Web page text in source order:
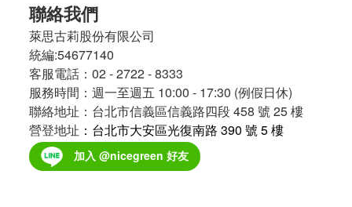
聯絡我們
萊思古莉股份有限公司
統編:54677140
客服電話：02 - 2722 - 8333
服務時間：週一至週五 10:00 - 17:30 (例假日休)
聯絡地址：台北市信義區信義路四段 458 號 25 樓
營登地址 ：台北市大安區光復南路 390 號 5 樓
加入 @nicegreen 好友